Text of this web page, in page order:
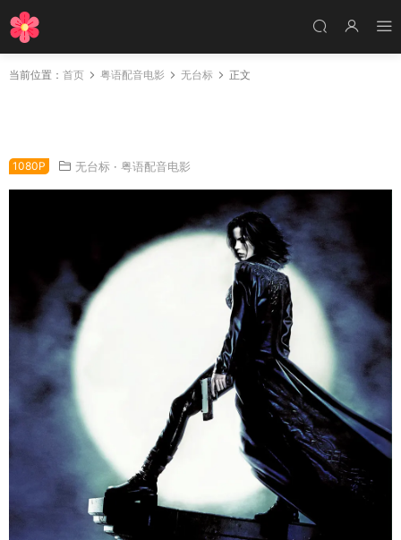
当前位置： 首页 粤语配音电影 无台标 正文
1080P 无台标 · 粤语配音电影